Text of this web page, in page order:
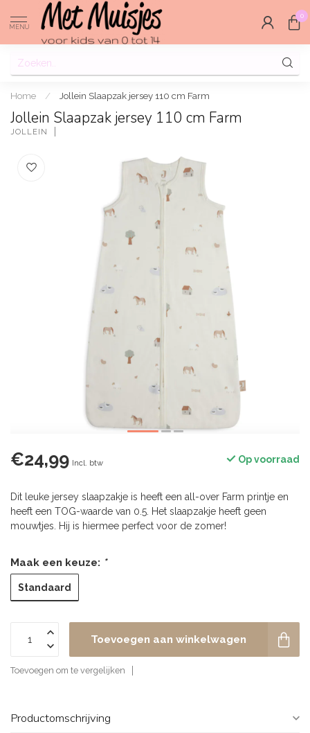
MENU
0
Home / Jollein Slaapzak jersey 110 cm Farm
Jollein Slaapzak jersey 110 cm Farm
JOLLEIN
€24,99 Incl. btw Op voorraad
Dit leuke jersey slaapzakje is heeft een all-over Farm printje en
heeft een TOG-waarde van 0.5. Het slaapzakje heeft geen
mouwtjes. Hij is hiermee perfect voor de zomer!
Maak een keuze: *
Standaard
Toevoegen aan winkelwagen
Toevoegen om te vergelijken
Productomschrijving